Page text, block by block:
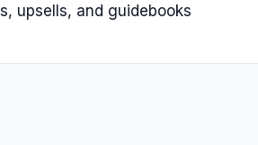
upsells, and guidebooks